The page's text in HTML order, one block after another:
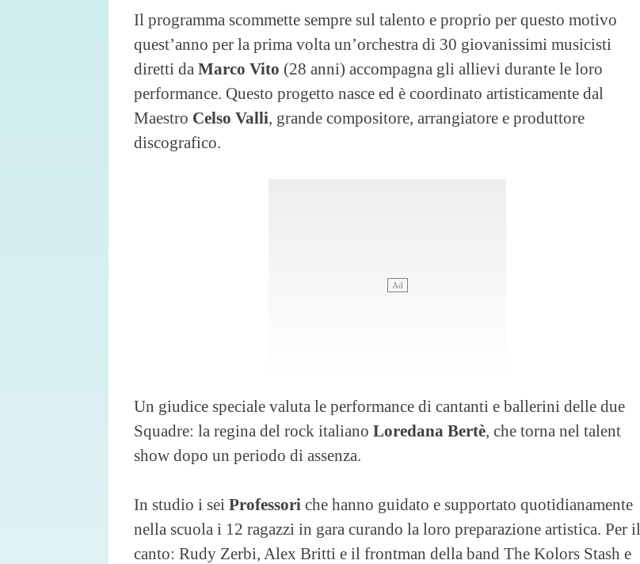
Il programma scommette sempre sul talento e proprio per questo motivo
quest’anno per la prima volta un’orchestra di 30 giovanissimi musicisti
diretti da Marco Vito (28 anni) accompagna gli allievi durante le loro
performance. Questo progetto nasce ed è coordinato artisticamente dal
Maestro Celso Valli, grande compositore, arrangiatore e produttore
discografico.
Un giudice speciale valuta le performance di cantanti e ballerini delle due
Squadre: la regina del rock italiano Loredana Bertè, che torna nel talent
show dopo un periodo di assenza.
In studio i sei Professori che hanno guidato e supportato quotidianamente
nella scuola i 12 ragazzi in gara curando la loro preparazione artistica. Per il
canto: Rudy Zerbi, Alex Britti e il frontman della band The Kolors Stash e